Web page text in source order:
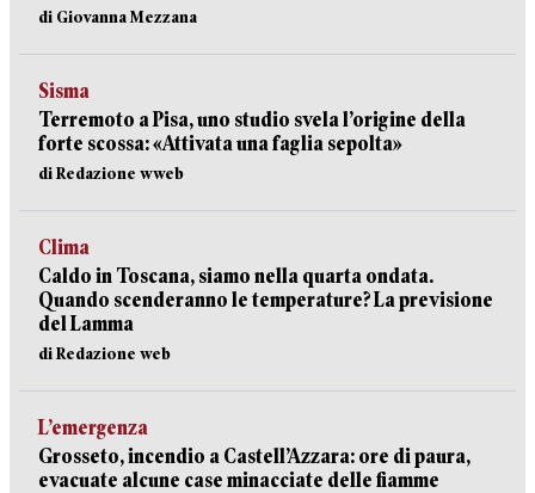
di Giovanna Mezzana
Sisma
Terremoto a Pisa, uno studio svela l’origine della
forte scossa: «Attivata una faglia sepolta»
di Redazione wweb
Clima
Caldo in Toscana, siamo nella quarta ondata.
Quando scenderanno le temperature? La previsione
del Lamma
di Redazione web
L’emergenza
Grosseto, incendio a Castell’Azzara: ore di paura,
evacuate alcune case minacciate delle fiamme